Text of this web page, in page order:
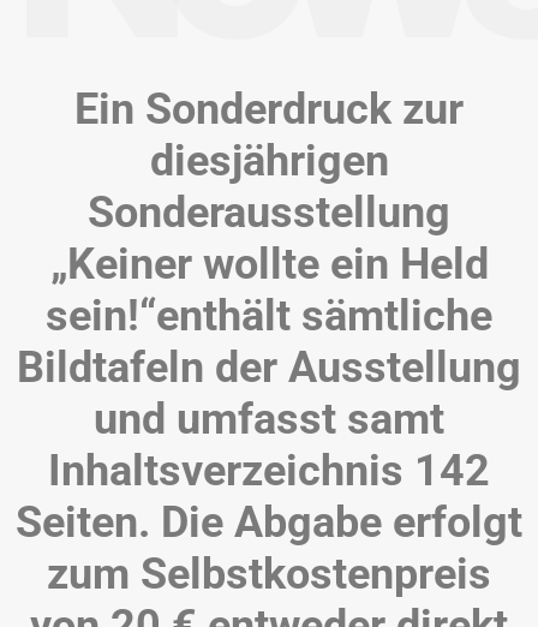
Ein Sonderdruck zur
diesjährigen
Sonderausstellung
„Keiner wollte ein Held
sein!“enthält sämtliche
Bildtafeln der Ausstellung
und umfasst samt
Inhaltsverzeichnis 142
Seiten. Die Abgabe erfolgt
zum Selbstkostenpreis